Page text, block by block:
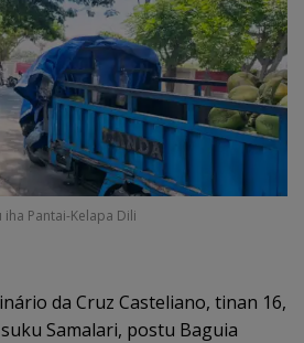
Pantai-Kelapa Dili
da Cruz Casteliano, tinan 16,
Samalari, postu Baguia